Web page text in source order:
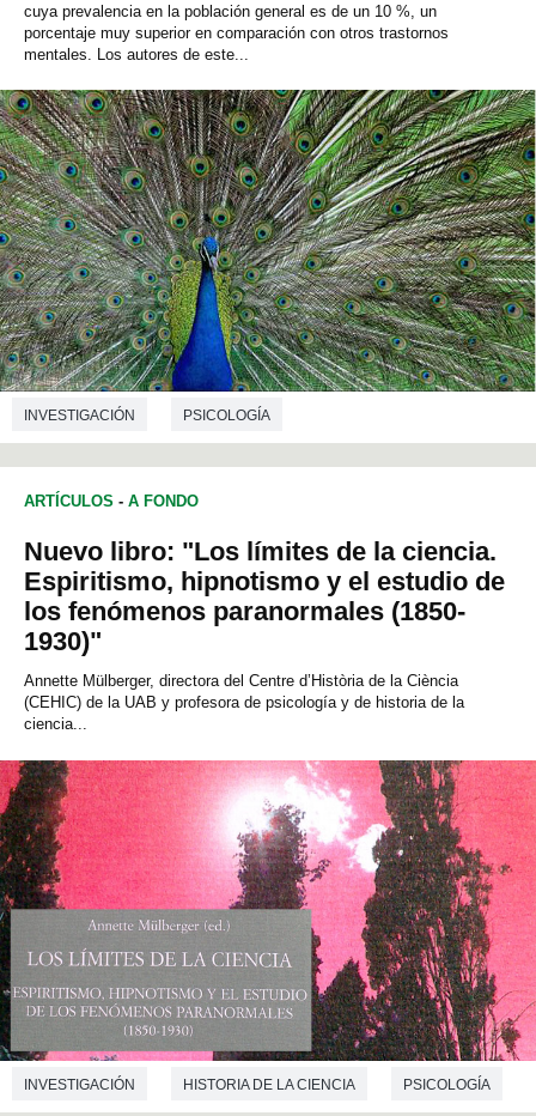
cuya prevalencia en la población general es de un 10 %, un
porcentaje muy superior en comparación con otros trastornos
mentales. Los autores de este...
INVESTIGACIÓN PSICOLOGÍA
ARTÍCULOS - A FONDO
Nuevo libro: "Los límites de la ciencia.
Espiritismo, hipnotismo y el estudio de
los fenómenos paranormales (1850-
1930)"
Annette Mülberger, directora del Centre d’Història de la Ciència
(CEHIC) de la UAB y profesora de psicología y de historia de la
ciencia...
INVESTIGACIÓN HISTORIA DE LA CIENCIA PSICOLOGÍA